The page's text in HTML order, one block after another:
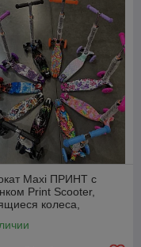
Maxi ПРИНТ с
Print Scooter,
колеса,